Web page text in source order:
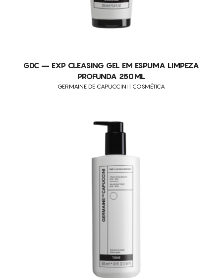
GDC – EXP CLEASING GEL EM ESPUMA LIMPEZA
PROFUNDA 250ML
GERMAINE DE CAPUCCINI | COSMÉTICA